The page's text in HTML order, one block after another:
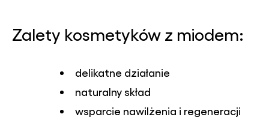
Zalety kosmetyków z miodem:
delikatne działanie
naturalny skład
wsparcie nawilżenia i regeneracji